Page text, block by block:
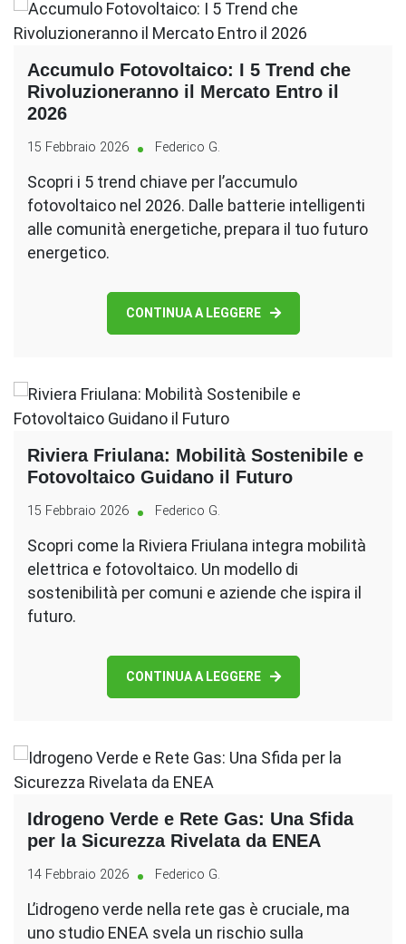
Accumulo Fotovoltaico: I 5 Trend che
Rivoluzioneranno il Mercato Entro il
2026
15 Febbraio 2026 Federico G.
Scopri i 5 trend chiave per l’accumulo
fotovoltaico nel 2026. Dalle batterie intelligenti
alle comunità energetiche, prepara il tuo futuro
energetico.
CONTINUA A LEGGERE
Riviera Friulana: Mobilità Sostenibile e
Fotovoltaico Guidano il Futuro
15 Febbraio 2026 Federico G.
Scopri come la Riviera Friulana integra mobilità
elettrica e fotovoltaico. Un modello di
sostenibilità per comuni e aziende che ispira il
futuro.
CONTINUA A LEGGERE
Idrogeno Verde e Rete Gas: Una Sfida
per la Sicurezza Rivelata da ENEA
14 Febbraio 2026 Federico G.
L’idrogeno verde nella rete gas è cruciale, ma
uno studio ENEA svela un rischio sulla